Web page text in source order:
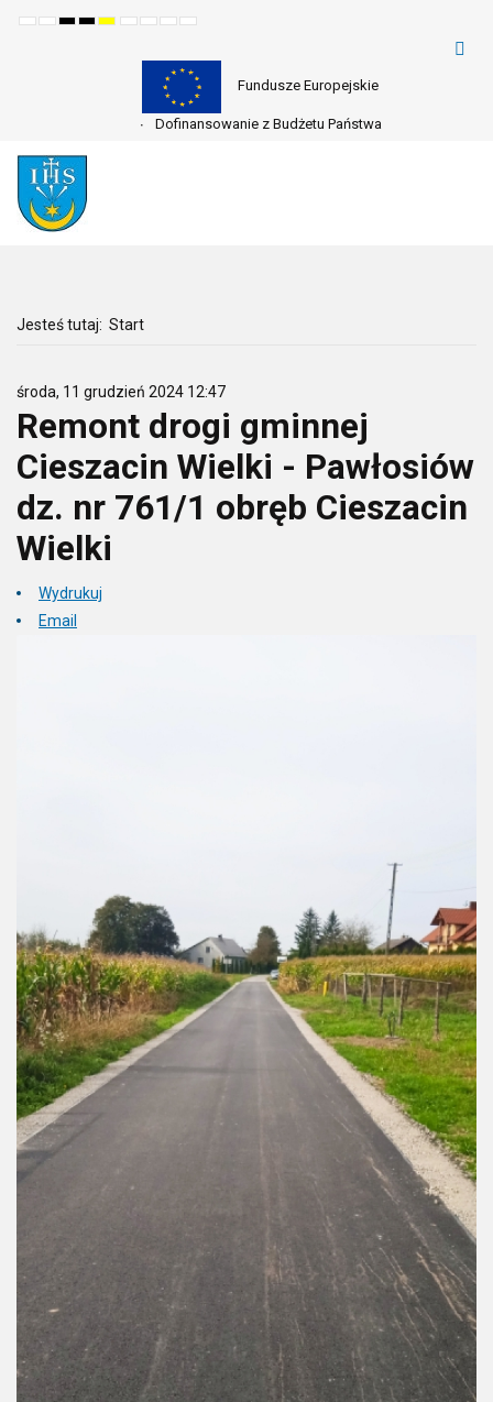
Default
NightHighHighHighSetSetMake
readable
Set
Fundusze Europejskie
Dofinansowanie z Budżetu Państwa
Jesteś tutaj: Start
środa, 11 grudzień 2024 12:47
Remont drogi gminnej
Cieszacin Wielki - Pawłosiów
dz. nr 761/1 obręb Cieszacin
Wielki
Wydrukuj
Email